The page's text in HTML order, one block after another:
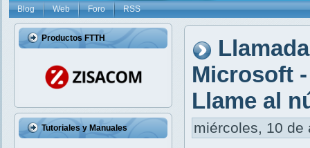
Blog Web Foro RSS
Productos FTTH
Tutoriales y Manuales
Microsoft
Llame al
miércoles, 10 de